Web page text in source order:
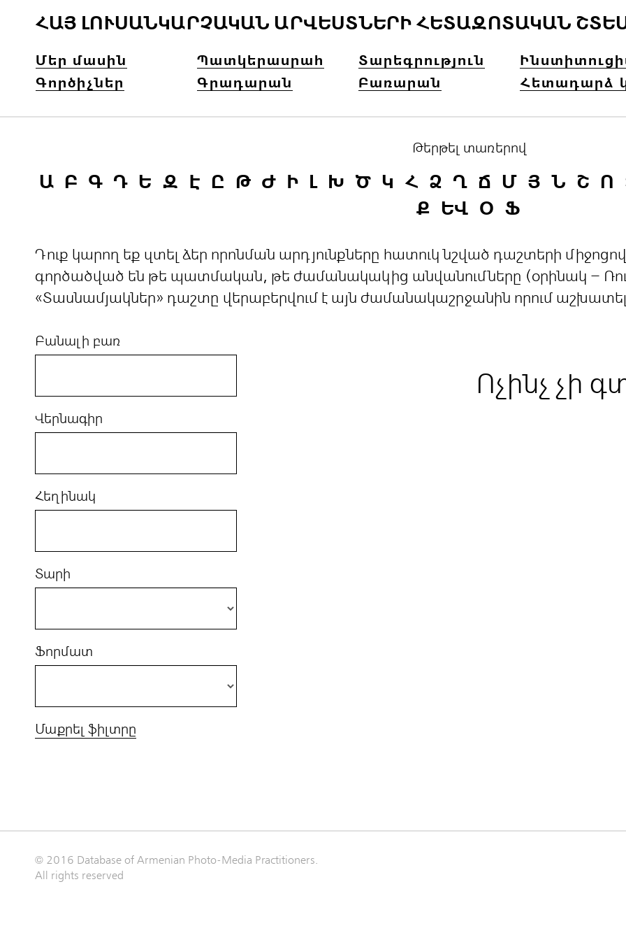
ՀԱՅ ԼՈՒՍԱՆԿԱՐՉԱԿԱՆ ԱՐՎԵՍՏՆԵՐԻ ՀԵՏԱԶՈՏԱԿԱՆ
Մեր մասին Պատկերասրահ Տարեգրություն
Գործիչներ
Գրադարան Բառարան Հետադարձ
Թերթել տառերով
Ա Բ Գ Դ Ե Զ Է Ը Թ Ժ Ի Լ Խ Ծ Կ Հ Ձ Ղ Ճ Մ Յ Ն Շ Ո
Ք ԵՎ Օ Ֆ
Դուք կարող եք զտել ձեր որոնման արդյունքները հատուկ նշված դաշտերի
գործածված են թե պատմական, թե ժամանակակից անվանումները (օրինակ –
«Տասնամյակներ» դաշտը վերաբերվում է այն ժամանակաշրջանին որում
Բանալի բառ
Վերնագիր
Հեղինակ
Տարի
Ֆորմատ
Մաքրել ֆիլտրը
Ոչինչ չի
© 2016 Database of Armenian Photo-Media Practitioners.
All rights reserved